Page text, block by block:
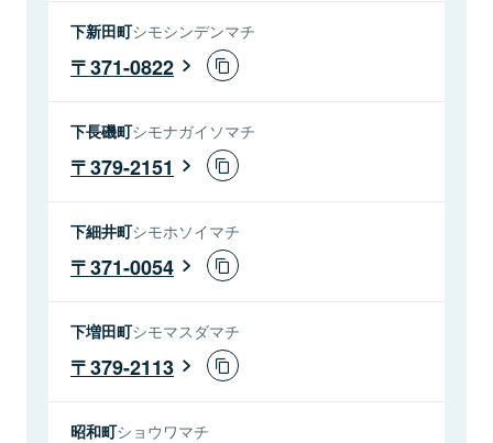
下新田町シモシンデンマチ
371-0822
下長磯町シモナガイソマチ
379-2151
下細井町シモホソイマチ
371-0054
下増田町シモマスダマチ
379-2113
昭和町ショウワマチ